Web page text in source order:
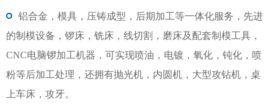
铝合金，模具，压铸成型，后期加工等一体化服务，先进
的制模设备，锣床，铣床，线切割，磨床及配套制模工具，
CNC电脑锣加工机器，可实现喷油，电镀，氧化，钝化，喷
粉等后加工处理，还拥有抛光机，内圆机，大型攻钻机，桌
上车床，攻牙。